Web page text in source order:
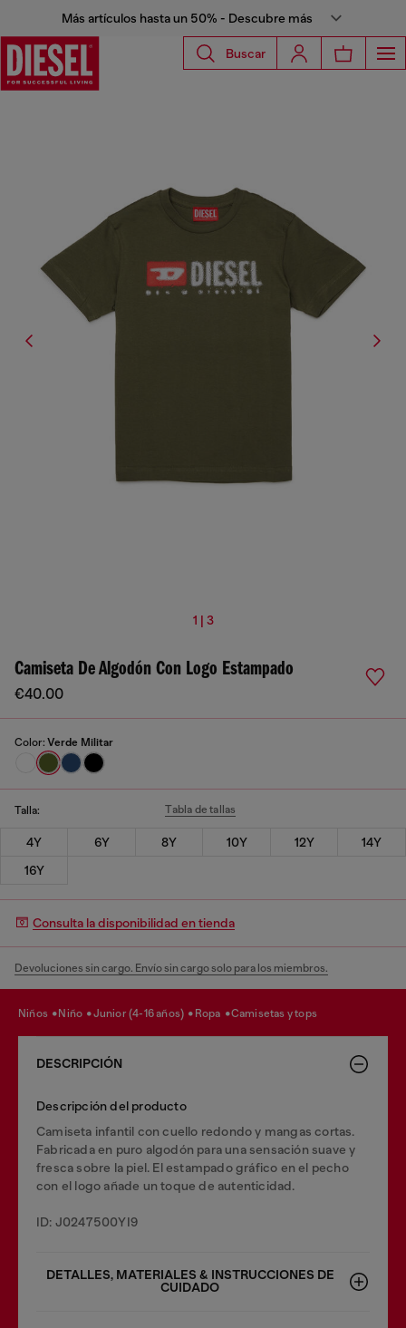
Más artículos hasta un 50% - Descubre más
Buscar
1 | 3
Camiseta De Algodón Con Logo Estampado
€40.00
Color: Verde Militar
Talla: Tabla de tallas
4Y 6Y 8Y 10Y 12Y
14Y
16Y
Consulta la disponibilidad en tienda
Devoluciones sin cargo. Envío sin cargo solo para los miembros.
niños niño junior (4-16 años) ropa camisetas y tops
DESCRIPCIÓN
Descripción del producto
Camiseta infantil con cuello redondo y mangas cortas.
Fabricada en puro algodón para una sensación suave y
fresca sobre la piel. El estampado gráfico en el pecho
con el logo añade un toque de autenticidad.
ID: J0247500YI9
DETALLES, MATERIALES & INSTRUCCIONES DE
CUIDADO